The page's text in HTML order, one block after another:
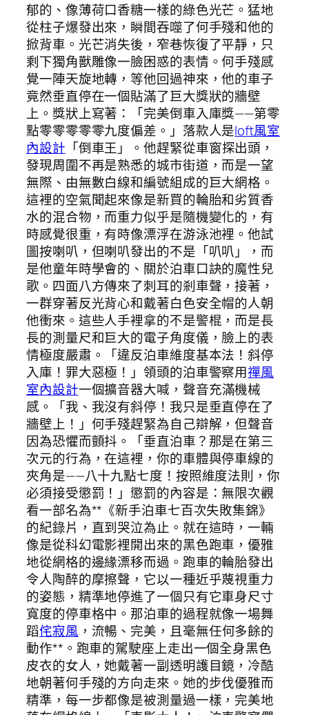
郁的、像薄荷口香糖一樣的綠色光芒。猛地
從柱子爆發出來，瞬間吞噬了何手殘和他的
掀背車。光芒消失後，窄巷恢復了平靜，只
剩下獨角獸雕像一臉困惑的表情。何手殘感
覺一陣天旋地轉，等他回過神來，他的車子
竟然垂直停在一個貼滿了巨大獎狀的牆壁
上。獎狀上寫著：「完美倒車入庫獎——第零
點零零零零零九度偏差。」落款人是loft風室
內設計 「倒車王」。他趕緊從車窗探出頭，
發現周圍不再是熟悉的城市街道，而是一望
無際、由無數白線和編號組成的巨大網格。
這裡的空氣聞起來像是新買的輪胎和劣質香
水的混合物，而重力似乎是隨機變化的，有
時感覺很重，有時像漂浮在游泳池裡。他試
圖按喇叭，但喇叭發出的不是「叭叭」，而
是他童年時學會的、關於泊車口訣的魔性兒
歌。四面八方傳來了刺耳的剎車聲，接著，
一群穿著反光背心和戴著白色安全帽的人朝
他衝來。這些人手裡拿的不是警棍，而是長
長的測量尺和巨大的電子角度儀，臉上的表
情極度嚴肅。「違反泊車維度基本法！斜停
入庫！罪大惡極！」領頭的泊車警察用禪風
室內設計一個擴音器大喊，聲音充滿機械
感。「我、我沒有斜停！我只是垂直停在了
牆壁上！」何手殘趕緊為自己辯解，但聲音
因為恐懼而顫抖。「垂直泊車？那是在第三
次元的行為，在這裡，你的車體與停車線的
夾角是——八十九點七度！按照維度法則，你
必須接受懲罰！」懲罰的內容是：無限次觀
看一部名為**《新手泊車七百次失敗集錦》
的紀錄片，直到哭泣為止。就在這時，一輛
像是從科幻電影裡開出來的黑色跑車，優雅
地從網格的邊緣漂移而過。跑車的輪胎發出
令人陶醉的摩擦聲，它以一種近乎蔑視重力
的姿態，精準地停進了一個只有它車身尺寸
寬度的停車格中。那泊車的過程就像一場舞
蹈侘寂風 ，流暢、完美，且毫無任何多餘的
動作**。跑車的駕駛座上走出一個全身黑色
皮衣的女人，她戴著一副透明護目鏡，冷酷
地朝著何手殘的方向走來。她的步伐優雅而
精準，每一步都像是被測量過一樣，完美地